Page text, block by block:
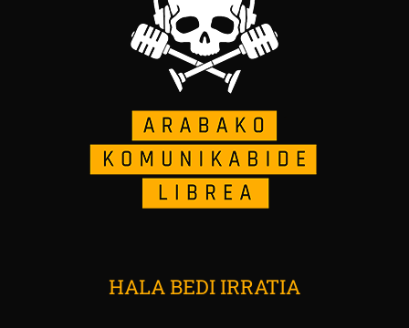
HALA BEDI IRRATIA